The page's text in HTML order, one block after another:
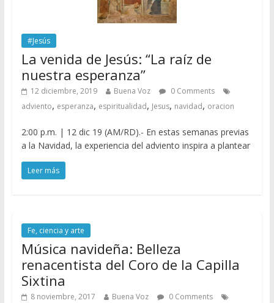
#Jesús
La venida de Jesús: “La raíz de
nuestra esperanza”
12 diciembre, 2019 Buena Voz
0 Comments
adviento, esperanza, espiritualidad, Jesus, navidad, oracion
2:00 p.m. | 12 dic 19 (AM/RD).- En estas semanas previas
a la Navidad, la experiencia del adviento inspira a plantear
Leer más
Fe, ciencia y arte
Música navideña: Belleza
renacentista del Coro de la Capilla
Sixtina
8 noviembre, 2017 Buena Voz
0 Comments